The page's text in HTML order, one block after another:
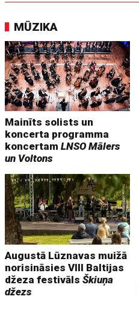
MŪZIKA
Mainīts solists un
koncerta programma
koncertamLNSO Mālers
un Voltons
Augustā Lūznavas muižā
norisināsies VIII Baltijas
džeza festivālsŠkiuņa
džezs